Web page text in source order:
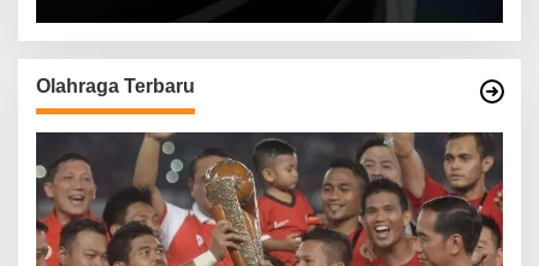
Olahraga Terbaru